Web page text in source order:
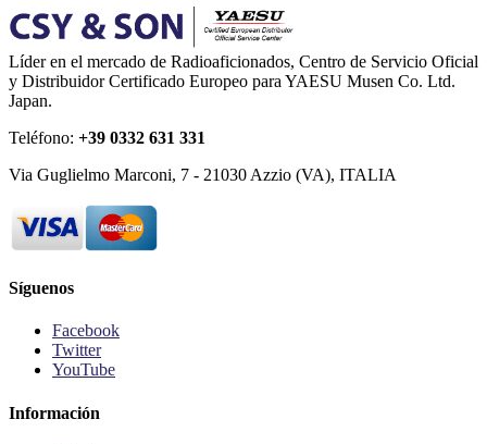
Líder en el mercado de Radioaficionados, Centro de Servicio Oficial
y Distribuidor Certificado Europeo para YAESU Musen Co. Ltd.
Japan.
Teléfono: +39 0332 631 331
Via Guglielmo Marconi, 7 - 21030 Azzio (VA), ITALIA
Síguenos
Facebook
Twitter
YouTube
Información